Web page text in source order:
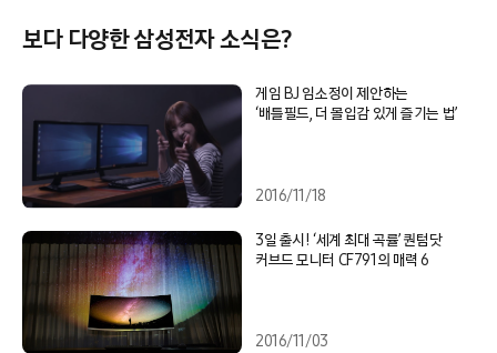
보다 다양한 삼성전자 소식은?
게임 BJ 임소정이 제안하는
‘배틀필드, 더 몰입감 있게 즐기는 법’
2016/11/18
3일 출시! ‘세계 최대 곡률’ 퀀텀닷
커브드 모니터 CF791의 매력 6
2016/11/03